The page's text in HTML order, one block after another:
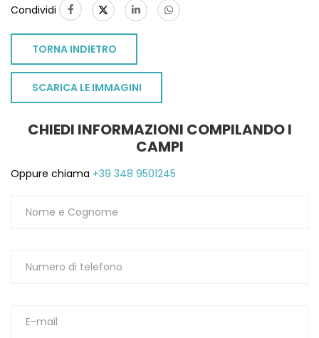
Condividi
TORNA INDIETRO
SCARICA LE IMMAGINI
CHIEDI INFORMAZIONI COMPILANDO I
CAMPI
Oppure chiama +39 348 9501245